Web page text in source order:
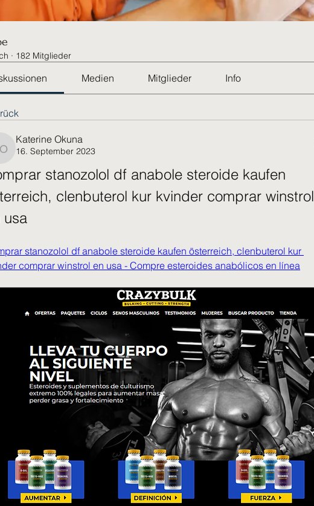
· 182 Mitglieder
Medien Mitglieder Info
Okuna
Katerine Okuna
16. September 2023
stanozolol df anabole steroide kaufen
clenbuterol kur kvinder comprar winstrol
usa
stanozolol df anabole steroide kaufen österreich, clenbuterol kur
comprar winstrol en usa - Compre esteroides anabólicos en línea